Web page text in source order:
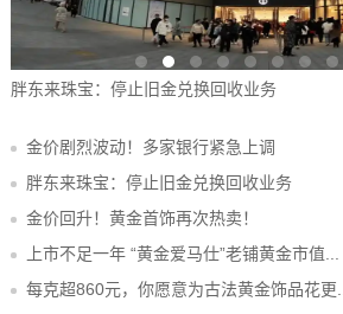
胖东来珠宝：停止旧金兑换回收业务
金价剧烈波动！多家银行紧急上调
胖东来珠宝：停止旧金兑换回收业务
金价回升！黄金首饰再次热卖！
上市不足一年 “黄金爱马仕”老铺黄金市值...
每克超860元，你愿意为古法黄金饰品花更...